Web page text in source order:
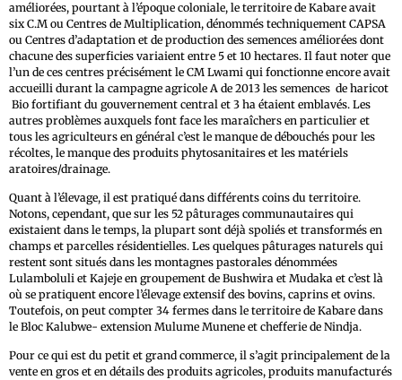
améliorées, pourtant à l’époque coloniale, le territoire de Kabare avait
six C.M ou Centres de Multiplication, dénommés techniquement CAPSA
ou Centres d’adaptation et de production des semences améliorées dont
chacune des superficies variaient entre 5 et 10 hectares. Il faut noter que
l’un de ces centres précisément le CM Lwami qui fonctionne encore avait
accueilli durant la campagne agricole A de 2013 les semences de haricot
Bio fortifiant du gouvernement central et 3 ha étaient emblavés. Les
autres problèmes auxquels font face les maraîchers en particulier et
tous les agriculteurs en général c’est le manque de débouchés pour les
récoltes, le manque des produits phytosanitaires et les matériels
aratoires/drainage.
Quant à l’élevage, il est pratiqué dans différents coins du territoire.
Notons, cependant, que sur les 52 pâturages communautaires qui
existaient dans le temps, la plupart sont déjà spoliés et transformés en
champs et parcelles résidentielles. Les quelques pâturages naturels qui
restent sont situés dans les montagnes pastorales dénommées
Lulamboluli et Kajeje en groupement de Bushwira et Mudaka et c’est là
où se pratiquent encore l’élevage extensif des bovins, caprins et ovins.
Toutefois, on peut compter 34 fermes dans le territoire de Kabare dans
le Bloc Kalubwe- extension Mulume Munene et chefferie de Nindja.
Pour ce qui est du petit et grand commerce, il s’agit principalement de la
vente en gros et en détails des produits agricoles, produits manufacturés